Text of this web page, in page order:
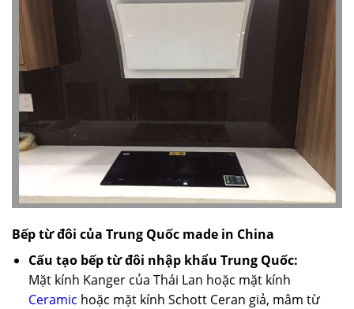
Bếp từ đôi của Trung Quốc made in China
Cấu tạo bếp từ đôi nhập khẩu Trung Quốc:
Mặt kính Kanger của Thái Lan hoặc mặt kính
Ceramic hoặc mặt kính Schott Ceran giả, mâm từ